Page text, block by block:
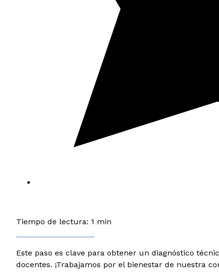
Tiempo de lectura: 1 min
Este paso es clave para obtener un diagnóstico
docentes. ¡Trabajamos por el bienestar de nuestra